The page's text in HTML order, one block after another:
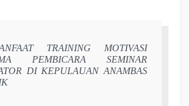
TRAINING MOTIVASI
PEMBICARA SEMINAR
DI KEPULAUAN ANAMBAS